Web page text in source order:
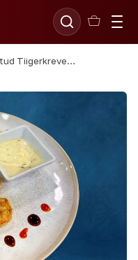
Grillitud Tiigerkrevetid